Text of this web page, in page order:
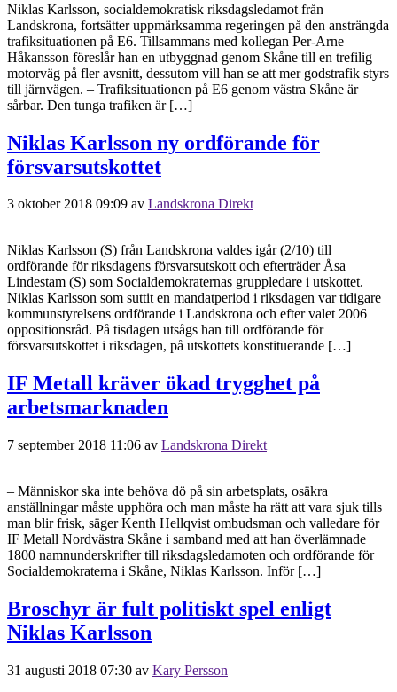
Niklas Karlsson, socialdemokratisk riksdagsledamot från
Landskrona, fortsätter uppmärksamma regeringen på den ansträngda
trafiksituationen på E6. Tillsammans med kollegan Per-Arne
Håkansson föreslår han en utbyggnad genom Skåne till en trefilig
motorväg på fler avsnitt, dessutom vill han se att mer godstrafik styrs
till järnvägen. – Trafiksituationen på E6 genom västra Skåne är
sårbar. Den tunga trafiken är […]
Niklas Karlsson ny ordförande för
försvarsutskottet
3 oktober 2018 09:09 av Landskrona Direkt
Niklas Karlsson (S) från Landskrona valdes igår (2/10) till
ordförande för riksdagens försvarsutskott och efterträder Åsa
Lindestam (S) som Socialdemokraternas gruppledare i utskottet.
Niklas Karlsson som suttit en mandatperiod i riksdagen var tidigare
kommunstyrelsens ordförande i Landskrona och efter valet 2006
oppositionsråd. På tisdagen utsågs han till ordförande för
försvarsutskottet i riksdagen, på utskottets konstituerande […]
IF Metall kräver ökad trygghet på
arbetsmarknaden
7 september 2018 11:06 av Landskrona Direkt
– Människor ska inte behöva dö på sin arbetsplats, osäkra
anställningar måste upphöra och man måste ha rätt att vara sjuk tills
man blir frisk, säger Kenth Hellqvist ombudsman och valledare för
IF Metall Nordvästra Skåne i samband med att han överlämnade
1800 namnunderskrifter till riksdagsledamoten och ordförande för
Socialdemokraterna i Skåne, Niklas Karlsson. Inför […]
Broschyr är fult politiskt spel enligt
Niklas Karlsson
31 augusti 2018 07:30 av Kary Persson